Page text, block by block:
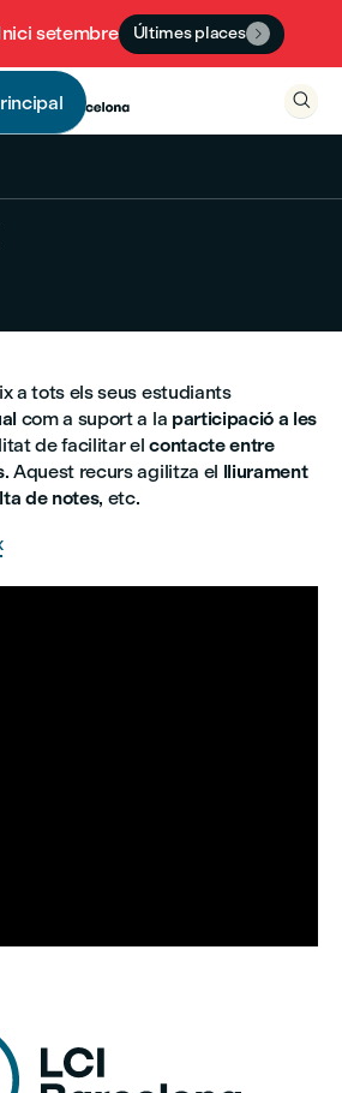
setembre Últimes places 

a tots els seus estudiants
com a suport a la participació a les
de facilitar elcontacte entre
. Aquest recurs agilitza el lliurament
de notes, etc.